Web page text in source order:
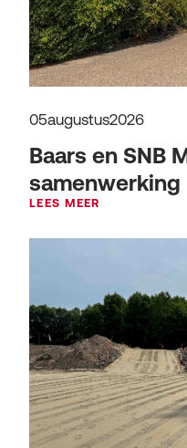
05augustus2026
Baars en SNB
samenwerking
LEES MEER